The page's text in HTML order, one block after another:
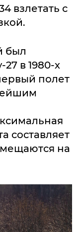
взлетать с
был
в 1980-х
полет
составляет
на